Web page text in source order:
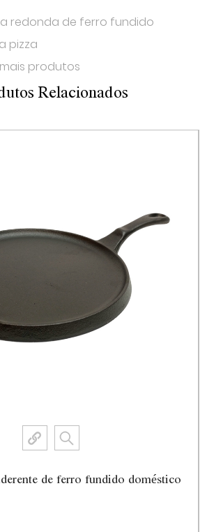
redonda de ferro fundido
pizza
produtos
Relacionados
de ferro fundido doméstico